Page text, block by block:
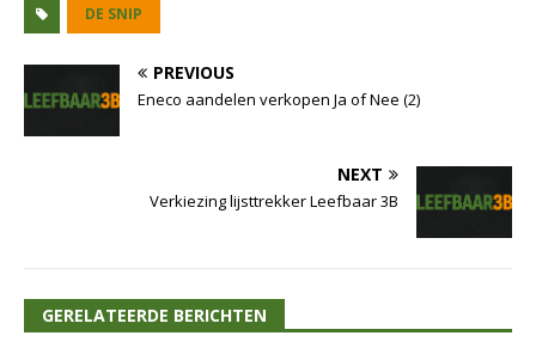
DE SNIP
PREVIOUS
Eneco aandelen verkopen Ja of Nee (2)
NEXT
Verkiezing lijsttrekker Leefbaar 3B
GERELATEERDE BERICHTEN